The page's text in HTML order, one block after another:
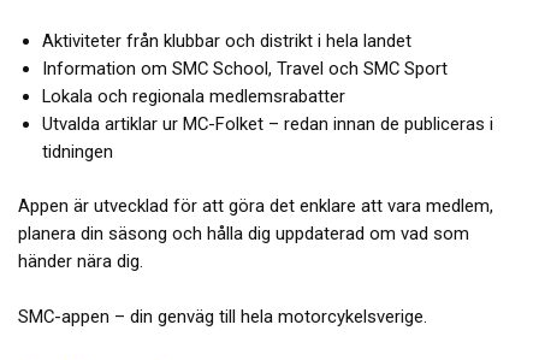
Aktiviteter från klubbar och distrikt i hela landet
Information om SMC School, Travel och SMC Sport
Lokala och regionala medlemsrabatter
Utvalda artiklar ur MC-Folket – redan innan de publiceras i
tidningen
Appen är utvecklad för att göra det enklare att vara medlem,
planera din säsong och hålla dig uppdaterad om vad som
händer nära dig.
SMC-appen – din genväg till hela motorcykelsverige.